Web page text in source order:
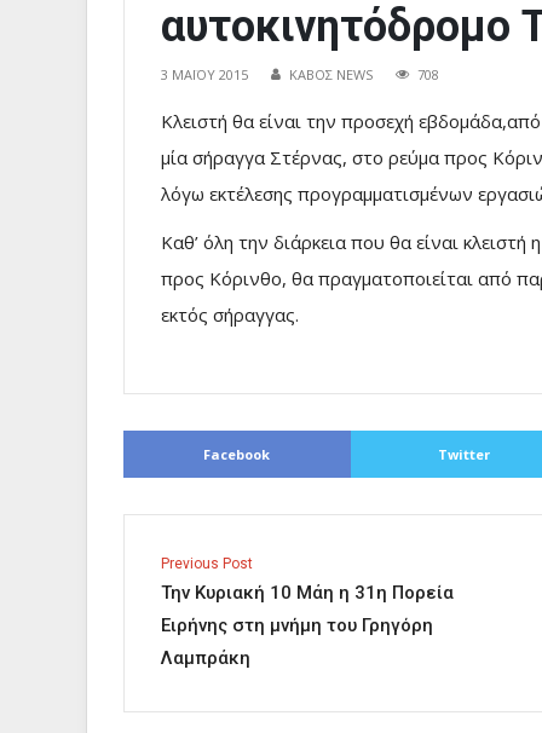
αυτοκινητόδρομο
3 ΜΑΪ́ΟΥ 2015 ΚΑΒΟΣ NEWS 708
Κλειστή θα είναι την προσεχή
μία σήραγγα Στέρνας, στο ρεύμα προς
λόγω εκτέλεσης προγραμματισμένων
Καθ’ όλη την διάρκεια που θα είναι
προς Κόρινθο, θα πραγματοποιείται από
εκτός σήραγγας.
Facebook Twitter
Previous Post
Την Κυριακή 10 Μάη η 31η Πορεία
Ειρήνης στη μνήμη του Γρηγόρη
Λαμπράκη